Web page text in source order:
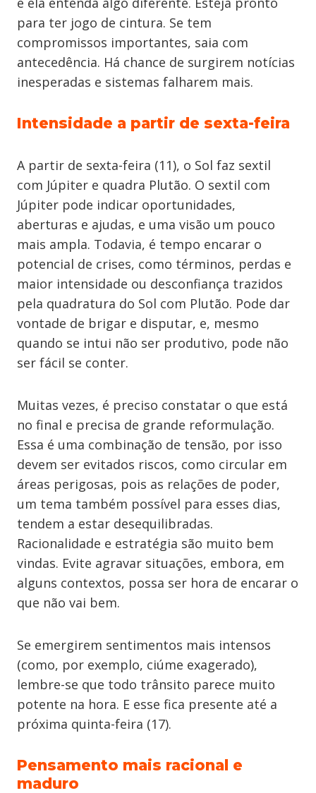
para ter jogo de cintura. Se tem
compromissos importantes, saia com
antecedência. Há chance de surgirem notícias
inesperadas e sistemas falharem mais.
Intensidade a partir de sexta-feira
A partir de sexta-feira (11), o Sol faz sextil
com Júpiter e quadra Plutão. O sextil com
Júpiter pode indicar oportunidades,
aberturas e ajudas, e uma visão um pouco
mais ampla. Todavia, é tempo encarar o
potencial de crises, como términos, perdas e
maior intensidade ou desconfiança trazidos
pela quadratura do Sol com Plutão. Pode dar
vontade de brigar e disputar, e, mesmo
quando se intui não ser produtivo, pode não
ser fácil se conter.
Muitas vezes, é preciso constatar o que está
no final e precisa de grande reformulação.
Essa é uma combinação de tensão, por isso
devem ser evitados riscos, como circular em
áreas perigosas, pois as relações de poder,
um tema também possível para esses dias,
tendem a estar desequilibradas.
Racionalidade e estratégia são muito bem
vindas. Evite agravar situações, embora, em
alguns contextos, possa ser hora de encarar o
que não vai bem.
Se emergirem sentimentos mais intensos
(como, por exemplo, ciúme exagerado),
lembre-se que todo trânsito parece muito
potente na hora. E esse fica presente até a
próxima quinta-feira (17).
Pensamento mais racional e
maduro